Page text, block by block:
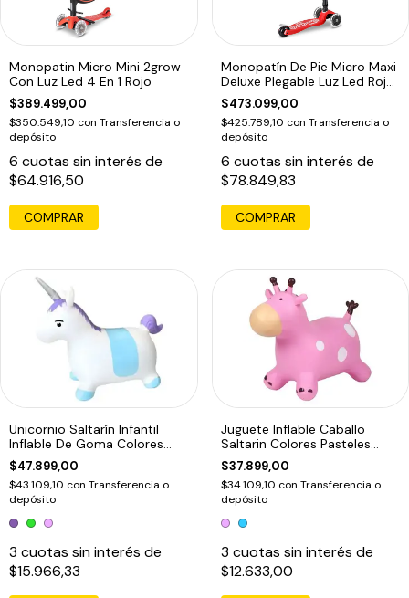
Monopatin Micro Mini 2grow
Con Luz Led 4 En 1 Rojo
$389.499,00
$350.549,10 con Transferencia o
depósito
6 cuotas sin interés de
$64.916,50
Monopatín De Pie Micro Maxi
Deluxe Plegable Luz Led Rojo
Rojo
$473.099,00
$425.789,10 con Transferencia o
depósito
6 cuotas sin interés de
$78.849,83
Unicornio Saltarín Infantil
Inflable De Goma Colores
Violeta
$47.899,00
$43.109,10 con Transferencia o
depósito
3 cuotas sin interés de
$15.966,33
Juguete Inflable Caballo
Saltarin Colores Pasteles
Rosa
$37.899,00
$34.109,10 con Transferencia o
depósito
3 cuotas sin interés de
$12.633,00